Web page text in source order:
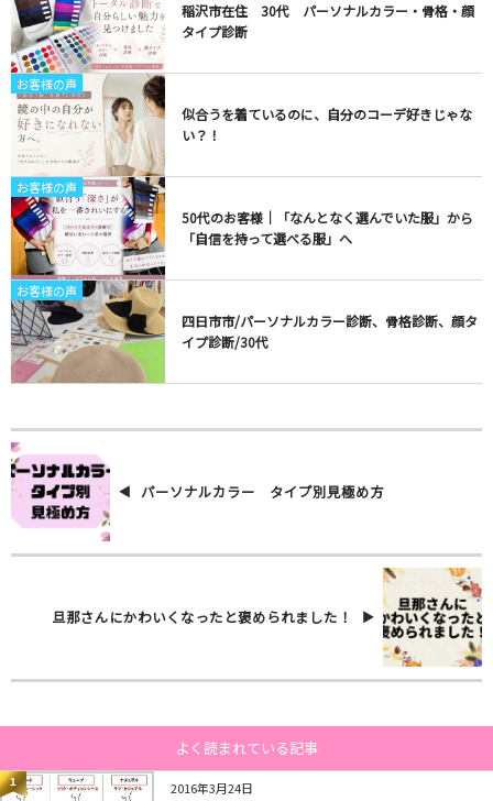
稲沢市在住 30代 パーソナルカラー・骨格・顔
タイプ診断
お客様の声
似合うを着ているのに、自分のコーデ好きじゃな
い？！
お客様の声
50代のお客様｜「なんとなく選んでいた服」から
「自信を持って選べる服」へ
お客様の声
四日市市/パーソナルカラー診断、骨格診断、顔タ
イプ診断/30代
パーソナルカラー タイプ別見極め方
旦那さんにかわいくなったと褒められました！
よく読まれている記事
1 2016年3月24日